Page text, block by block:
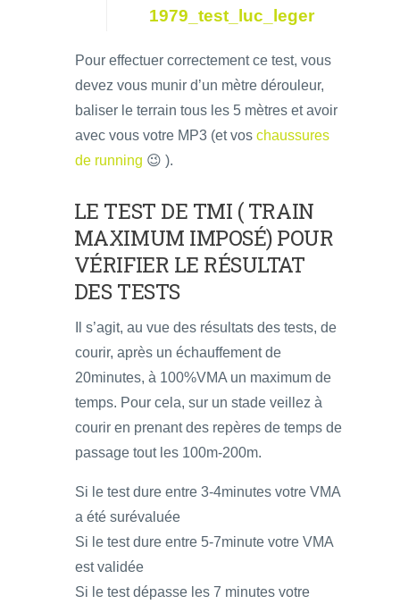
1979_test_luc_leger
Pour effectuer correctement ce test, vous
devez vous munir d’un mètre dérouleur,
baliser le terrain tous les 5 mètres et avoir
avec vous votre MP3 (et vos chaussures
de running 😉 ).
LE TEST DE TMI ( TRAIN
MAXIMUM IMPOSÉ) POUR
VÉRIFIER LE RÉSULTAT
DES TESTS
Il s’agit, au vue des résultats des tests, de
courir, après un échauffement de
20minutes, à 100%VMA un maximum de
temps. Pour cela, sur un stade veillez à
courir en prenant des repères de temps de
passage tout les 100m-200m.
Si le test dure entre 3-4minutes votre VMA
a été surévaluée
Si le test dure entre 5-7minute votre VMA
est validée
Si le test dépasse les 7 minutes votre